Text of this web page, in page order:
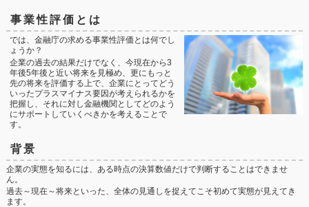
事業性評価とは
では、金融庁の求める事業性評価とは何でし
ょうか？
企業の過去の結果だけでなく、今現在から3
年後5年後と近い将来を見極め、更にもっと
先の将来を評価する上で、企業にとってどう
いったプラスマイナス要因が考えられるかを
把握し、それに対し金融機関としてどのよう
にサポートしていくべきかを考えることで
す。
背景
企業の実態を知るには、ある時点の決算数値だけで判断することはできませ
ん。
過去～現在～将来といった、全体の見通しを捉えてこそ初めて実態が見えてき
ます。